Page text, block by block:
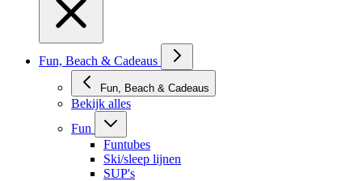
Fun, Beach & Cadeaus
Fun, Beach & Cadeaus
Bekijk alles
Fun
Funtubes
Ski/sleep lijnen
SUP's